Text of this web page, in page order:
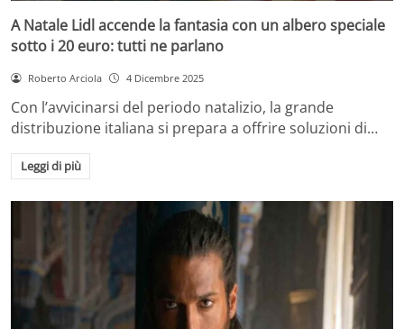
A Natale Lidl accende la fantasia con un albero speciale
sotto i 20 euro: tutti ne parlano
Roberto Arciola 4 Dicembre 2025
Con l’avvicinarsi del periodo natalizio, la grande
distribuzione italiana si prepara a offrire soluzioni di…
Leggi di più